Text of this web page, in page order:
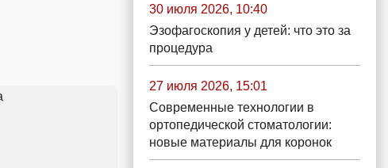
30 июля 2026, 10:40
Эзофагоскопия у детей: что это за
процедура
27 июля 2026, 15:01
Современные технологии в
ортопедической стоматологии:
новые материалы для коронок